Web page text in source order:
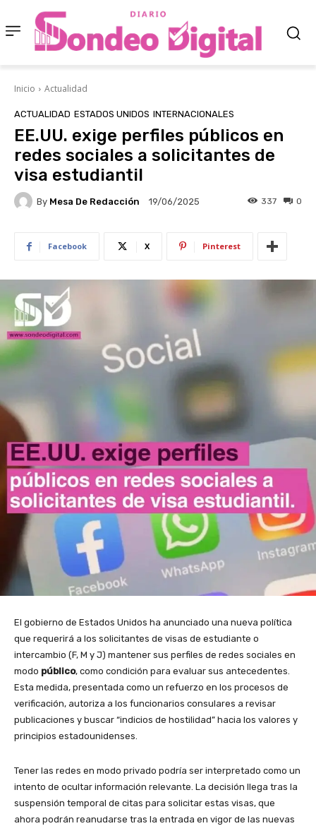
Inicio Actualidad
ACTUALIDAD ESTADOS UNIDOS INTERNACIONALES
EE.UU. exige perfiles públicos en
redes sociales a solicitantes de
visa estudiantil
By Mesa De Redacción 19/06/2025 0
337
Facebook X Pinterest
El gobierno de Estados Unidos ha anunciado una nueva política
que requerirá a los solicitantes de visas de estudiante o
intercambio (F, M y J) mantener sus perfiles de redes sociales en
modo público, como condición para evaluar sus antecedentes.
Esta medida, presentada como un refuerzo en los procesos de
verificación, autoriza a los funcionarios consulares a revisar
publicaciones y buscar “indicios de hostilidad” hacia los valores y
principios estadounidenses.
Tener las redes en modo privado podría ser interpretado como un
intento de ocultar información relevante. La decisión llega tras la
suspensión temporal de citas para solicitar estas visas, que
ahora podrán reanudarse tras la entrada en vigor de las nuevas